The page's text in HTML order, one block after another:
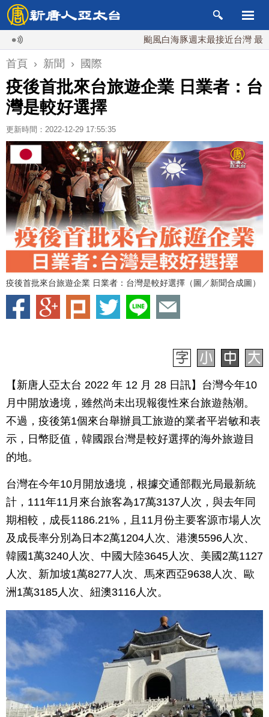
颱風白海豚週末最接近台灣 最快9日可能
首頁 › 新聞 › 國際
疫後首批來台旅遊企業 日業者：台
灣是較好選擇
更新時間：2022-12-29 17:55:35
疫後首批來台旅遊企業 日業者：台灣是較好選擇（圖／新聞合成圖）
【新唐人亞太台 2022 年 12 月 28 日訊】台灣今年10
月中開放邊境，雖然尚未出現報復性來台旅遊熱潮。
不過，疫後第1個來台舉辦員工旅遊的業者平岩敏和表
示，日幣貶值，韓國跟台灣是較好選擇的海外旅遊目
的地。
台灣在今年10月開放邊境，根據交通部觀光局最新統
計，111年11月來台旅客為17萬3137人次，與去年同
期相較，成長1186.21%，且11月份主要客源市場人次
及成長率分別為日本2萬1204人次、港澳5596人次、
韓國1萬3240人次、中國大陸3645人次、美國2萬1127
人次、新加坡1萬8277人次、馬來西亞9638人次、歐
洲1萬3185人次、紐澳3116人次。